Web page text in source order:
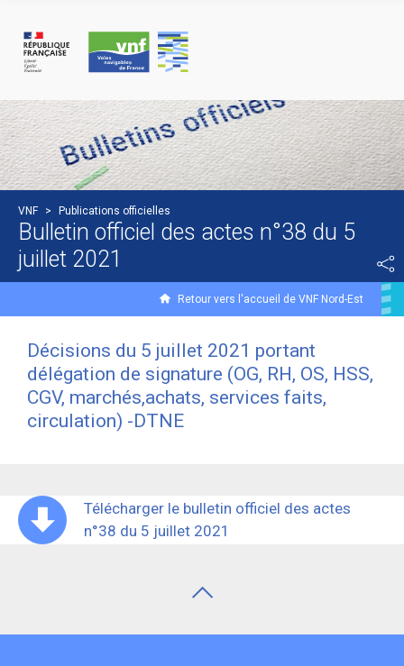
VNF > Publications officielles
Bulletin officiel des actes n°38 du 5
juillet 2021
Retour vers l'accueil de VNF Nord-Est
Décisions du 5 juillet 2021 portant
délégation de signature (OG, RH, OS, HSS,
CGV, marchés,achats, services faits,
circulation) -DTNE
Télécharger le bulletin officiel des actes
n°38 du 5 juillet 2021